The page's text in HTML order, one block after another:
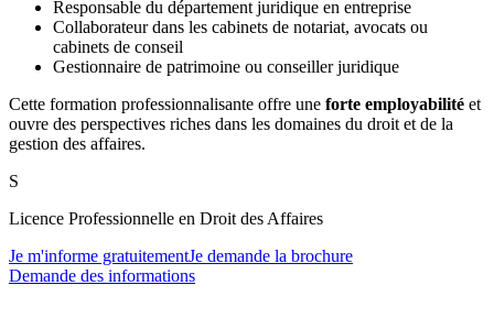
Responsable du département juridique en entreprise
Collaborateur dans les cabinets de notariat, avocats ou
cabinets de conseil
Gestionnaire de patrimoine ou conseiller juridique
Cette formation professionnalisante offre une forte employabilité et
ouvre des perspectives riches dans les domaines du droit et de la
gestion des affaires.
S
Licence Professionnelle en Droit des Affaires
Je m'informe gratuitementJe demande la brochure
Demande des informations